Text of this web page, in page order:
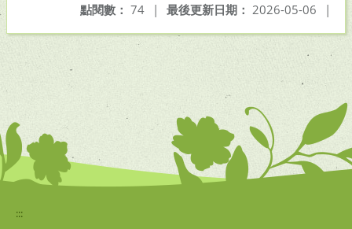
最後更新日期： 2026-05-06 |
點閱數： 74 |
:::